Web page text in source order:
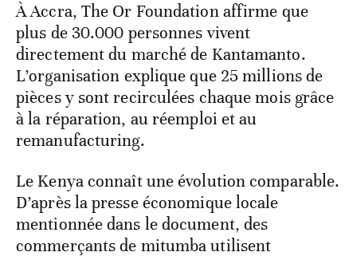
À Accra, The Or Foundation affirme que
plus de 30.000 personnes vivent
directement du marché de Kantamanto.
L’organisation explique que 25 millions de
pièces y sont recirculées chaque mois grâce
à la réparation, au réemploi et au
remanufacturing.
Le Kenya connaît une évolution comparable.
D’après la presse économique locale
mentionnée dans le document, des
commerçants de mitumba utilisent